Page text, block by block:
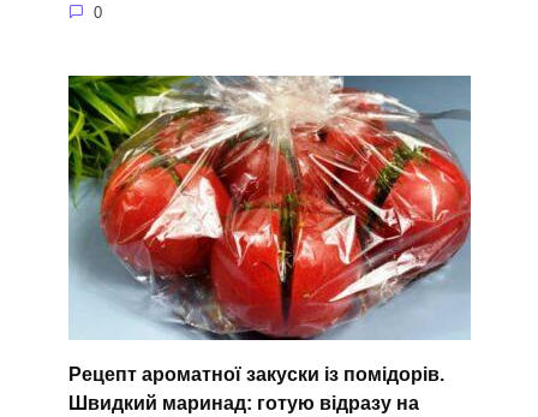
0
Рецепт ароматної закуски із помідорів.
Швидкий маринад: готую відразу на